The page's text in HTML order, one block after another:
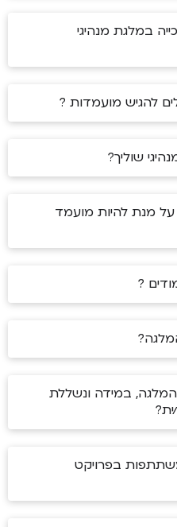
במלגת מנהיגי
להגיש מועמדות ?
שוליך?
על מנת להיות מועמד
?
במידה ונשללת
בפרויקט